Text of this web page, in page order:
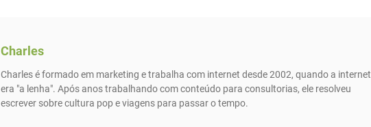
Charles
Charles é formado em marketing e trabalha com internet desde 2002, quando a internet
era "a lenha". Após anos trabalhando com conteúdo para consultorias, ele resolveu
escrever sobre cultura pop e viagens para passar o tempo.